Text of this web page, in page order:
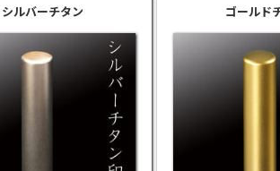
シルバーチタン ゴールド